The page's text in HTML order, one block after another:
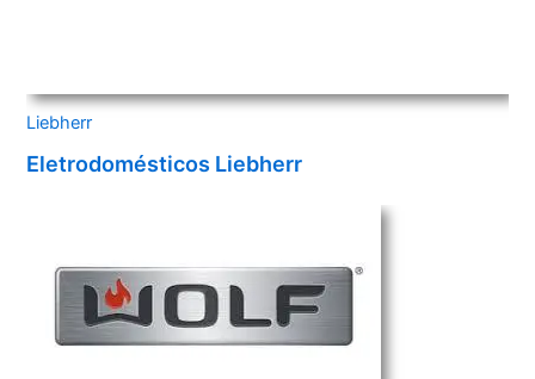
Liebherr
Eletrodomésticos Liebherr